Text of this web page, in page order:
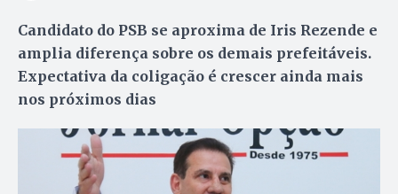
Candidato do PSB se aproxima de Iris Rezende e
amplia diferença sobre os demais prefeitáveis.
Expectativa da coligação é crescer ainda mais
nos próximos dias